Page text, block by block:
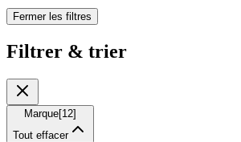
Fermer les filtres
Filtrer & trier
Marque[12]
Tout effacer